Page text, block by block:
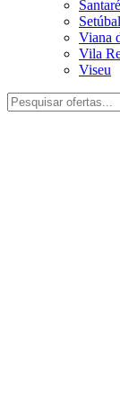
Setúbal
Viana
Vila
Viseu